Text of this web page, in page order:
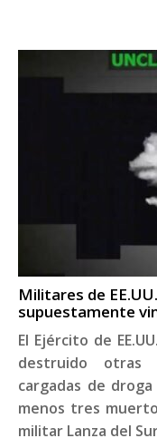
Militares de
supuestamente
El Ejército de
destruido otras
cargadas de
menos tres
militar Lanza del